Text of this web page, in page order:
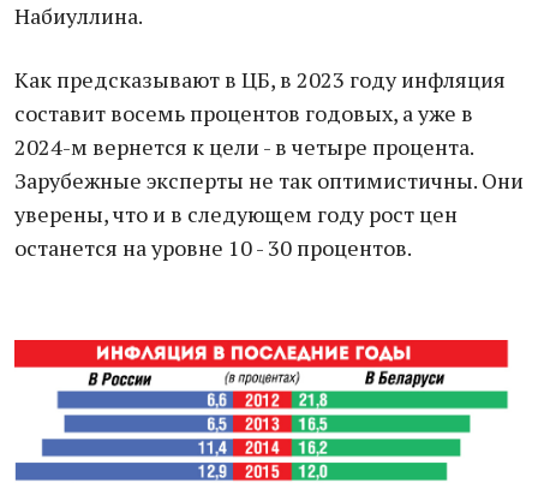
Набиуллина.
Как предсказывают в ЦБ, в 2023 году инфляция
составит восемь процентов годовых, а уже в
2024-м вернется к цели - в четыре процента.
Зарубежные эксперты не так оптимистичны. Они
уверены, что и в следующем году рост цен
останется на уровне 10 - 30 процентов.